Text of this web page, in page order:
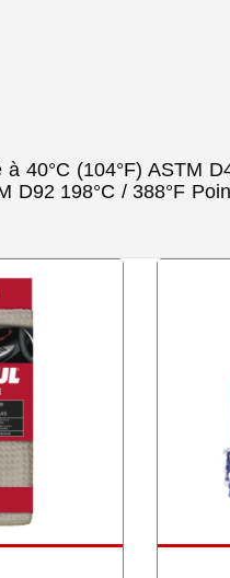
40°C (104°F) ASTM
D92 198°C / 388°F